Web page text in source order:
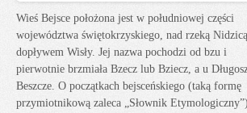
Wieś Bejsce położona jest w południowej części
województwa świętokrzyskiego, nad rzeką
dopływem Wisły. Jej nazwa pochodzi od bzu i
pierwotnie brzmiała Bzecz lub Bziecz, a u
Beszcze. O początkach bejsceńskiego (taką formę
przymiotnikową zaleca „Słownik Etymologiczny”)